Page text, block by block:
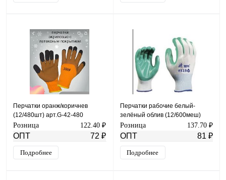
Перчатки оранж/коричнев
(12/480шт) арт.G-42-480
Розница 122.40 ₽
ОПТ 72 ₽
Подробнее
Перчатки рабочие белый-
зелёный облив (12/600меш)
арт. G-819
Розница 137.70 ₽
ОПТ 81 ₽
Подробнее